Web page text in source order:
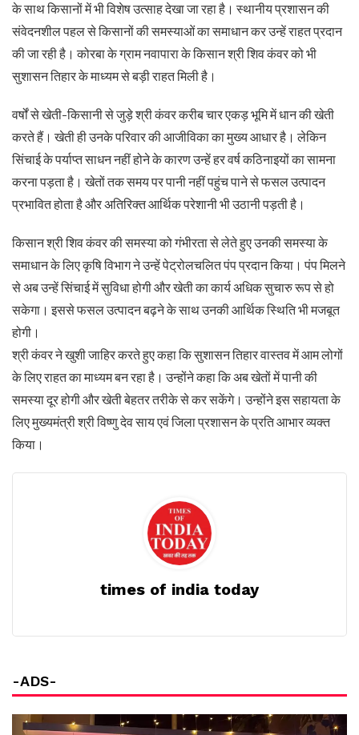
के साथ किसानों में भी विशेष उत्साह देखा जा रहा है। स्थानीय प्रशासन की
संवेदनशील पहल से किसानों की समस्याओं का समाधान कर उन्हें राहत प्रदान
की जा रही है। कोरबा के ग्राम नवापारा के किसान श्री शिव कंवर को भी
सुशासन तिहार के माध्यम से बड़ी राहत मिली है।
वर्षों से खेती-किसानी से जुड़े श्री कंवर करीब चार एकड़ भूमि में धान की खेती
करते हैं। खेती ही उनके परिवार की आजीविका का मुख्य आधार है। लेकिन
सिंचाई के पर्याप्त साधन नहीं होने के कारण उन्हें हर वर्ष कठिनाइयों का सामना
करना पड़ता है। खेतों तक समय पर पानी नहीं पहुंच पाने से फसल उत्पादन
प्रभावित होता है और अतिरिक्त आर्थिक परेशानी भी उठानी पड़ती है।
किसान श्री शिव कंवर की समस्या को गंभीरता से लेते हुए उनकी समस्या के
समाधान के लिए कृषि विभाग ने उन्हें पेट्रोलचलित पंप प्रदान किया। पंप मिलने
से अब उन्हें सिंचाई में सुविधा होगी और खेती का कार्य अधिक सुचारु रूप से हो
सकेगा। इससे फसल उत्पादन बढ़ने के साथ उनकी आर्थिक स्थिति भी मजबूत
होगी।
श्री कंवर ने खुशी जाहिर करते हुए कहा कि सुशासन तिहार वास्तव में आम लोगों
के लिए राहत का माध्यम बन रहा है। उन्होंने कहा कि अब खेतों में पानी की
समस्या दूर होगी और खेती बेहतर तरीके से कर सकेंगे। उन्होंने इस सहायता के
लिए मुख्यमंत्री श्री विष्णु देव साय एवं जिला प्रशासन के प्रति आभार व्यक्त
किया।
times of india today
-ADS-